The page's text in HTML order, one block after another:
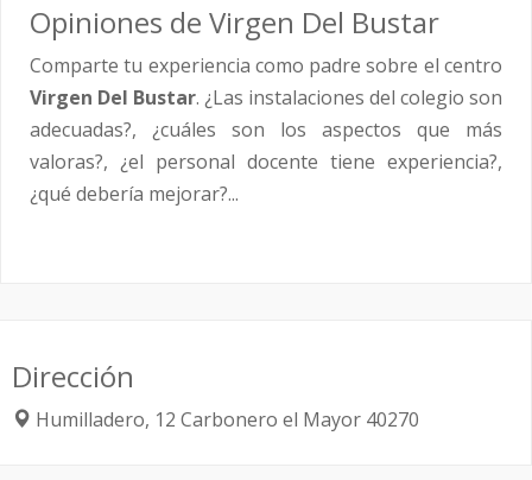
Opiniones de Virgen Del Bustar
Comparte tu experiencia como padre sobre el centro
Virgen Del Bustar. ¿Las instalaciones del colegio son
adecuadas?, ¿cuáles son los aspectos que más
valoras?, ¿el personal docente tiene experiencia?,
¿qué debería mejorar?...
Dirección
Humilladero, 12 Carbonero el Mayor 40270